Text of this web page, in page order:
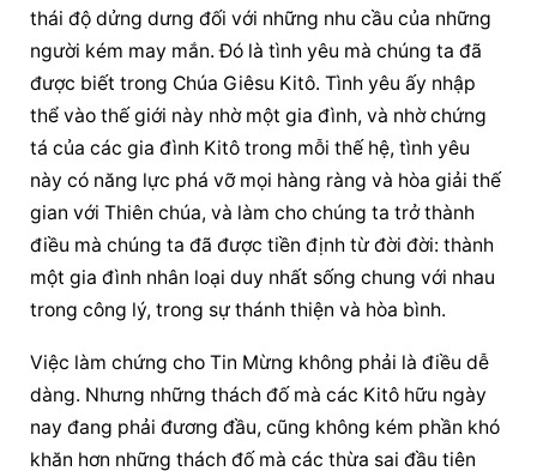
thái độ dửng dưng đối với những nhu cầu của những
người kém may mắn. Đó là tình yêu mà chúng ta đã
được biết trong Chúa Giêsu Kitô. Tình yêu ấy nhập
thể vào thế giới này nhờ một gia đình, và nhờ chứng
tá của các gia đình Kitô trong mỗi thế hệ, tình yêu
này có năng lực phá vỡ mọi hàng ràng và hòa giải thế
gian với Thiên chúa, và làm cho chúng ta trở thành
điều mà chúng ta đã được tiền định từ đời đời: thành
một gia đình nhân loại duy nhất sống chung với nhau
trong công lý, trong sự thánh thiện và hòa bình.
Việc làm chứng cho Tin Mừng không phải là điều dễ
dàng. Nhưng những thách đố mà các Kitô hữu ngày
nay đang phải đương đầu, cũng không kém phần khó
khăn hơn những thách đố mà các thừa sai đầu tiên